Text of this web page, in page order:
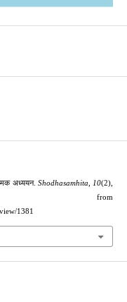
अध्ययन. Shodhasamhita 10(2),
from
1381